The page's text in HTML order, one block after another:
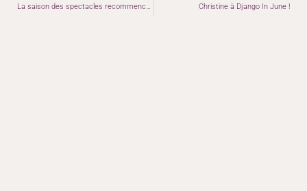
Christine à Django In June !